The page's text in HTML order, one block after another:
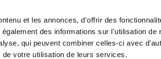
et les annonces, d'offrir des
des informations sur l'utilisation de
qui peuvent combiner celles-ci avec
votre utilisation de leurs services.